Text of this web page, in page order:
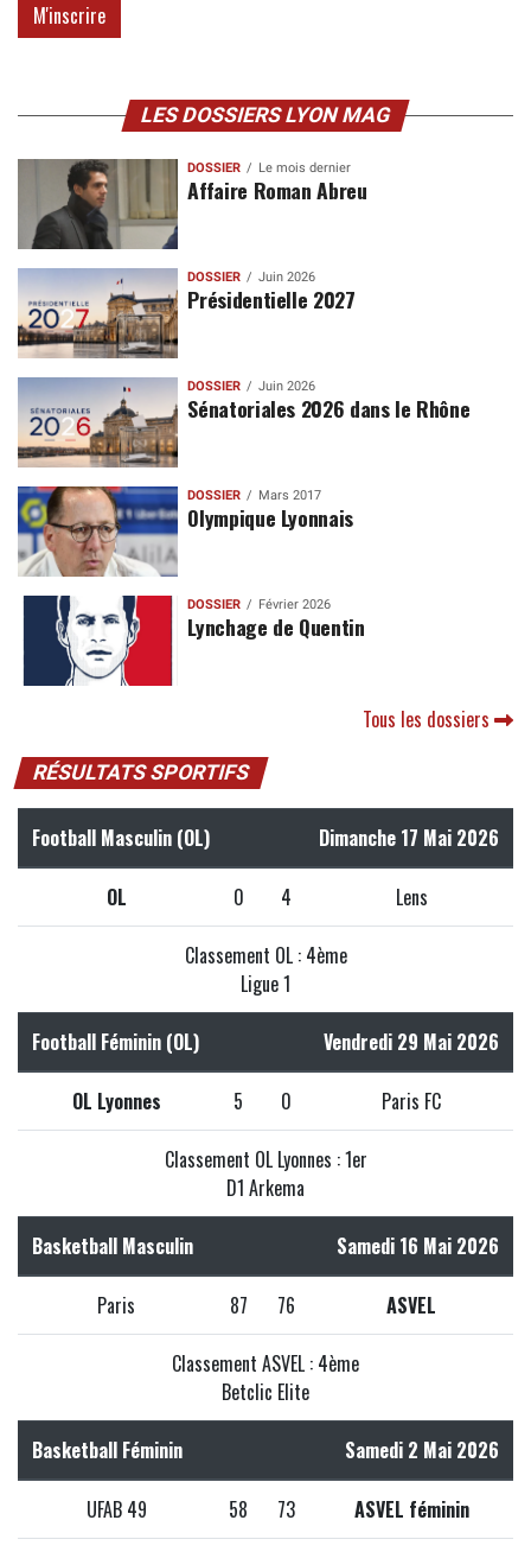
LES DOSSIERS LYON MAG
DOSSIER Le mois dernier
Affaire Roman Abreu
DOSSIER Juin 2026
Présidentielle 2027
DOSSIER Juin 2026
Sénatoriales 2026 dans le Rhône
DOSSIER Mars 2017
Olympique Lyonnais
DOSSIER Février 2026
Lynchage de Quentin
Tous les dossiers
RÉSULTATS SPORTIFS
Football Masculin (OL) Dimanche 17 Mai 2026
OL 0 4 Lens
Classement OL : 4ème
Ligue 1
Football Féminin (OL) Vendredi 29 Mai 2026
OL Lyonnes 5 0 Paris FC
Classement OL Lyonnes : 1er
D1 Arkema
Basketball Masculin Samedi 16 Mai 2026
Paris 87 76 ASVEL
Classement ASVEL : 4ème
Betclic Elite
Basketball Féminin Samedi 2 Mai 2026
UFAB 49 58 73 ASVEL féminin